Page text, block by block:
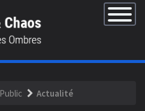
Basculer
la
×
Public Actualité